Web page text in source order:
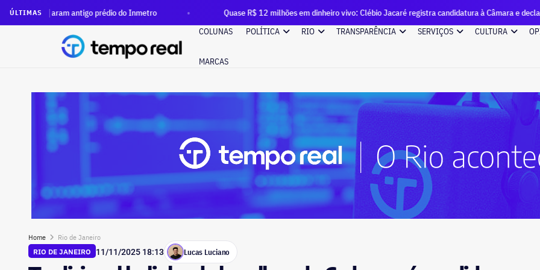
ÚLTIMASantigo prédio do Inmetro Quase R$ 12 milhões em dinheiro vivo: Clébio Jacaré registra candidatura à Câmara e declara
COLUNAS
POLÍTICA RIO TRANSPARÊNCIA SERVIÇOS CULTURA
MARCAS
Home
Rio de Janeiro
RIO DE JANEIRO
11/11/2025 18:13 Lucas Luciano